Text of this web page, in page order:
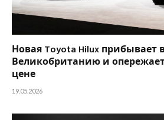
Новая Toyota Hilux прибывает
Великобританию и опережает
цене
19.05.2026